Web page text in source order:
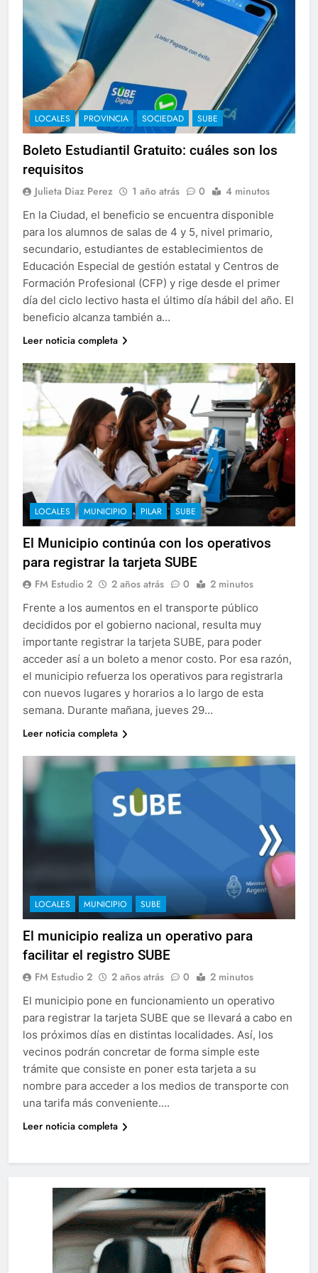
LOCALES PROVINCIA SOCIEDAD SUBE
Boleto Estudiantil Gratuito: cuáles son los
requisitos
Julieta Diaz Perez 1 año atrás 0 4 minutos
En la Ciudad, el beneficio se encuentra disponible
para los alumnos de salas de 4 y 5, nivel primario,
secundario, estudiantes de establecimientos de
Educación Especial de gestión estatal y Centros de
Formación Profesional (CFP) y rige desde el primer
día del ciclo lectivo hasta el último día hábil del año. El
beneficio alcanza también a…
Leer noticia completa
LOCALES MUNICIPIO PILAR SUBE
El Municipio continúa con los operativos
para registrar la tarjeta SUBE
FM Estudio 2 2 años atrás 0 2 minutos
Frente a los aumentos en el transporte público
decididos por el gobierno nacional, resulta muy
importante registrar la tarjeta SUBE, para poder
acceder así a un boleto a menor costo. Por esa razón,
el municipio refuerza los operativos para registrarla
con nuevos lugares y horarios a lo largo de esta
semana. Durante mañana, jueves 29…
Leer noticia completa
LOCALES MUNICIPIO SUBE
El municipio realiza un operativo para
facilitar el registro SUBE
FM Estudio 2 2 años atrás 0 2 minutos
El municipio pone en funcionamiento un operativo
para registrar la tarjeta SUBE que se llevará a cabo en
los próximos días en distintas localidades. Así, los
vecinos podrán concretar de forma simple este
trámite que consiste en poner esta tarjeta a su
nombre para acceder a los medios de transporte con
una tarifa más conveniente….
Leer noticia completa